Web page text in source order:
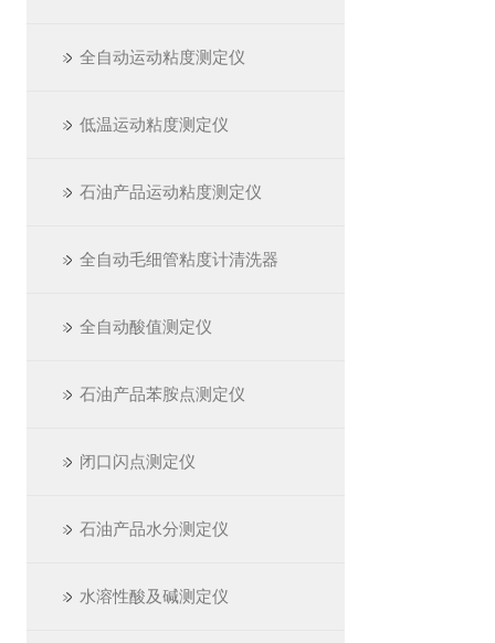
全自动运动粘度测定仪
低温运动粘度测定仪
石油产品运动粘度测定仪
全自动毛细管粘度计清洗器
全自动酸值测定仪
石油产品苯胺点测定仪
闭口闪点测定仪
石油产品水分测定仪
水溶性酸及碱测定仪